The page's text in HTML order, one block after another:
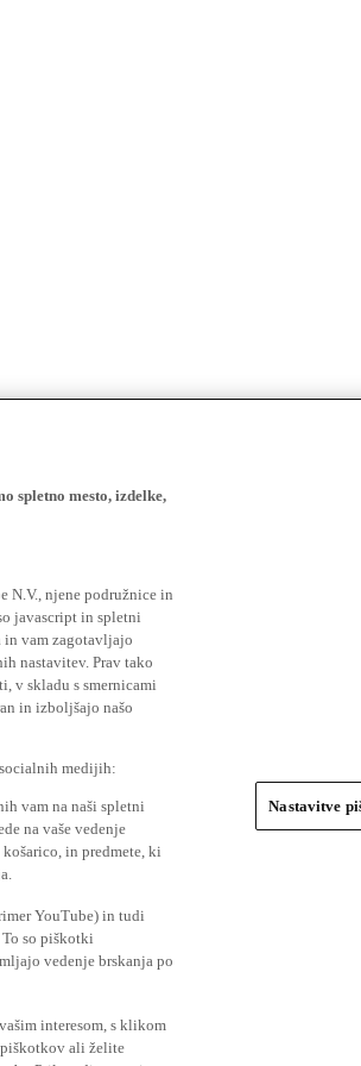
spletno mesto, izdelke,
N.V., njene podružnice in
javascript in spletni
in vam zagotavljajo
nastavitev. Prav tako
v skladu s smernicami
in izboljšajo našo
medijih:
vam na naši spletni
na vaše vedenje
in predmete, ki
YouTube) in tudi
so piškotki
vedenje brskanja po
interesom, s klikom
piškotkov ali želite
Nastavitve